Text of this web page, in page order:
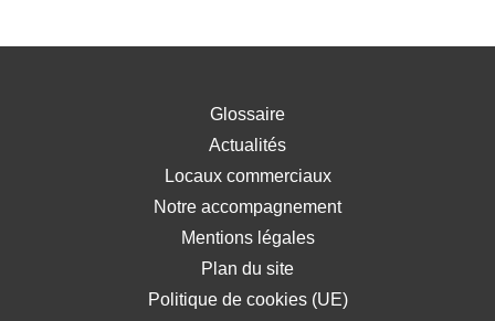
Glossaire
Actualités
Locaux commerciaux
Notre accompagnement
Mentions légales
Plan du site
Politique de cookies (UE)